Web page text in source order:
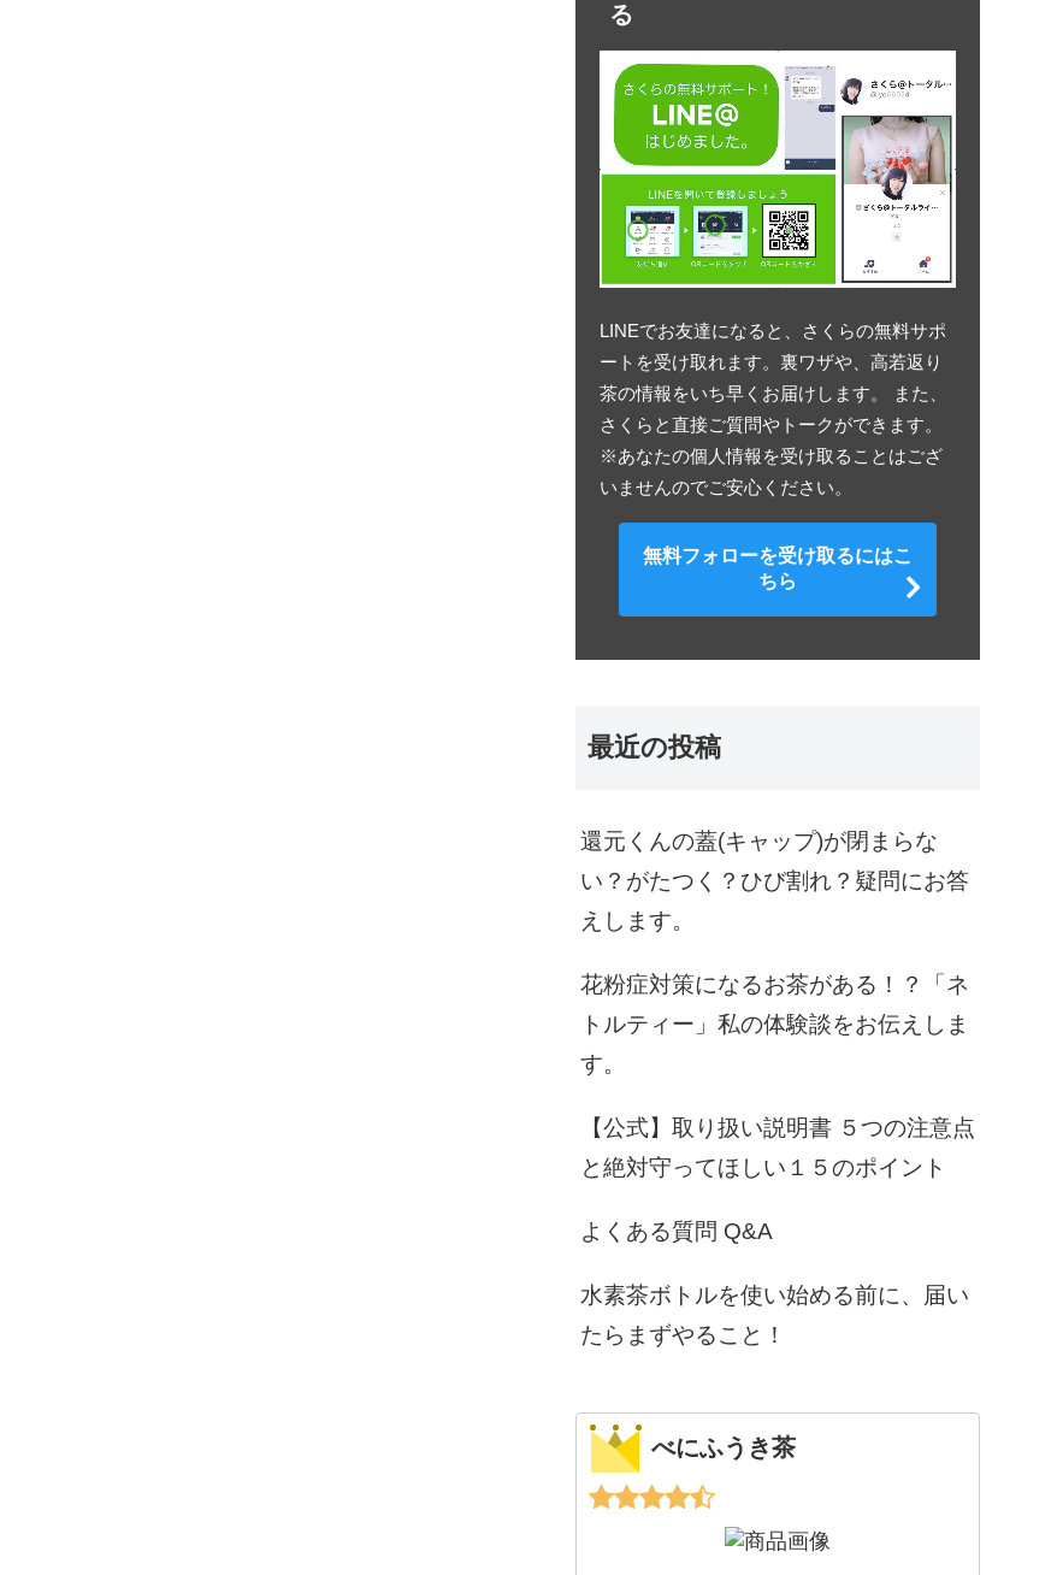
る
LINEでお友達になると、さくらの無料サポ
ートを受け取れます。裏ワザや、高若返り
茶の情報をいち早くお届けします。 また、
さくらと直接ご質問やトークができます。
※あなたの個人情報を受け取ることはござ
いませんのでご安心ください。
無料フォローを受け取るにはこ
ちら
最近の投稿
還元くんの蓋(キャップ)が閉まらな
い？がたつく？ひび割れ？疑問にお答
えします。
花粉症対策になるお茶がある！？「ネ
トルティー」私の体験談をお伝えしま
す。
【公式】取り扱い説明書 ５つの注意点
と絶対守ってほしい１５のポイント
よくある質問 Q&A
水素茶ボトルを使い始める前に、届い
たらまずやること！
べにふうき茶